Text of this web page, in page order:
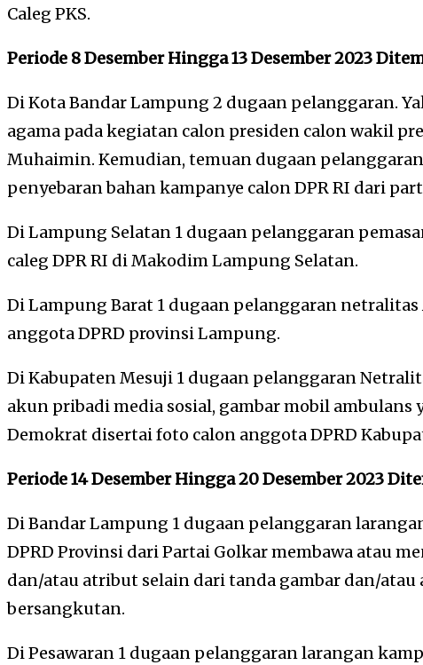
Caleg PKS.
Periode 8 Desember Hingga 13 Desember 2023
Di Kota Bandar Lampung 2 dugaan pelanggaran.
agama pada kegiatan calon presiden calon wakil
Muhaimin. Kemudian, temuan dugaan
penyebaran bahan kampanye calon DPR RI dari
Di Lampung Selatan 1 dugaan pelanggaran
caleg DPR RI di Makodim Lampung Selatan.
Di Lampung Barat 1 dugaan pelanggaran
anggota DPRD provinsi Lampung.
Di Kabupaten Mesuji 1 dugaan pelanggaran
akun pribadi media sosial, gambar mobil ambulans
Demokrat disertai foto calon anggota DPRD
Periode 14 Desember Hingga 20 Desember 2023
Di Bandar Lampung 1 dugaan pelanggaran
DPRD Provinsi dari Partai Golkar membawa atau
dan/atau atribut selain dari tanda gambar dan/
bersangkutan.
Di Pesawaran 1 dugaan pelanggaran larangan